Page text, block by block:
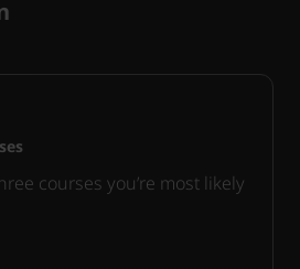
courses you’re most likely